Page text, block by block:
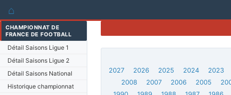
⌂
CHAMPIONNAT DE
FRANCE DE FOOTBALL
Détail Saisons Ligue 1
Détail Saisons Ligue 2
Détail Saisons National
Historique championnat
2027
2026 2025 2024 2023
2008
2007 2006 2005